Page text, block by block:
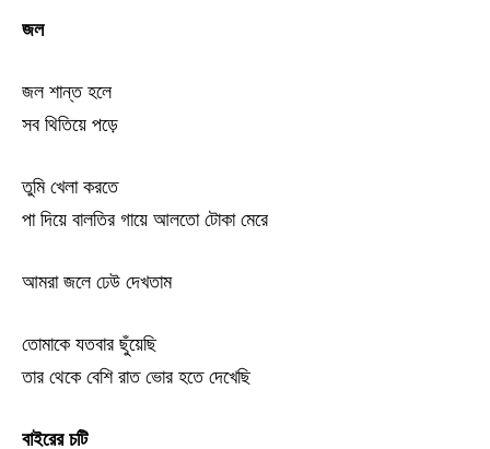
জল
জল শান্ত হলে
সব থিতিয়ে পড়ে
তুমি খেলা করতে
পা দিয়ে বালতির গায়ে আলতো টোকা মেরে
আমরা জলে ঢেউ দেখতাম
তোমাকে যতবার ছুঁয়েছি
তার থেকে বেশি রাত ভোর হতে দেখেছি
বাইরের চটি